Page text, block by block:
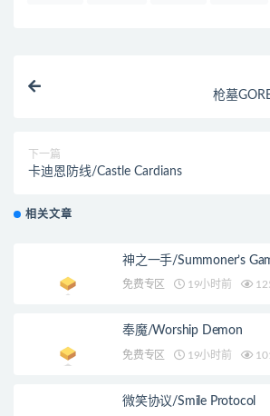
枪墓
下一篇
卡迪恩防线/Castle Cardians
相关文章
神之一手/Summoner’s
免费专区 19小时前
奉魔/Worship Demon
免费专区 19小时前
微笑协议/Smile Protocol